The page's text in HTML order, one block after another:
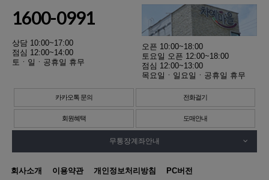
1600-0991
상담 10:00~17:00
점심 12:00~14:00
토ㆍ일ㆍ공휴일 휴무
오픈 10:00~18:00
토요일 오픈 12:00~18:00
점심 12:00~13:00
목요일ㆍ일요일ㆍ공휴일 휴무
카카오톡 문의 전화걸기
회원혜택 도매안내
무통장계좌안내
회사소개 이용약관 개인정보처리방침 PC버전